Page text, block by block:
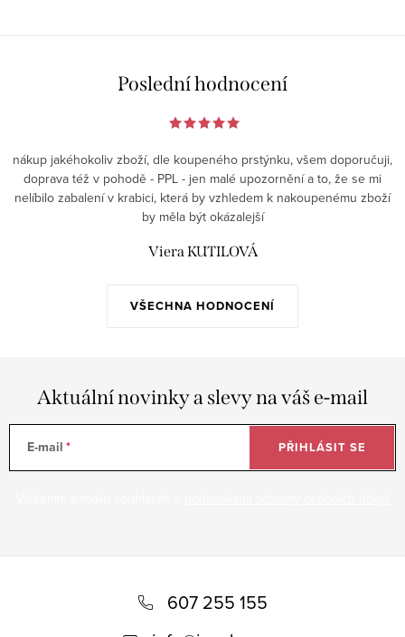
Poslední hodnocení
VŠECHNA HODNOCENÍ
nákup jakéhokoliv zboží, dle koupeného prstýnku, všem doporučuji,
doprava též v pohodě - PPL - jen malé upozornění a to, že se mi
nelíbilo zabalení v krabici, která by vzhledem k nakoupenému zboží
by měla být okázalejší
Viera KUTILOVÁ
Aktuální novinky a slevy na váš e-mail
E-mail PŘIHLÁSIT SE
607 255 155